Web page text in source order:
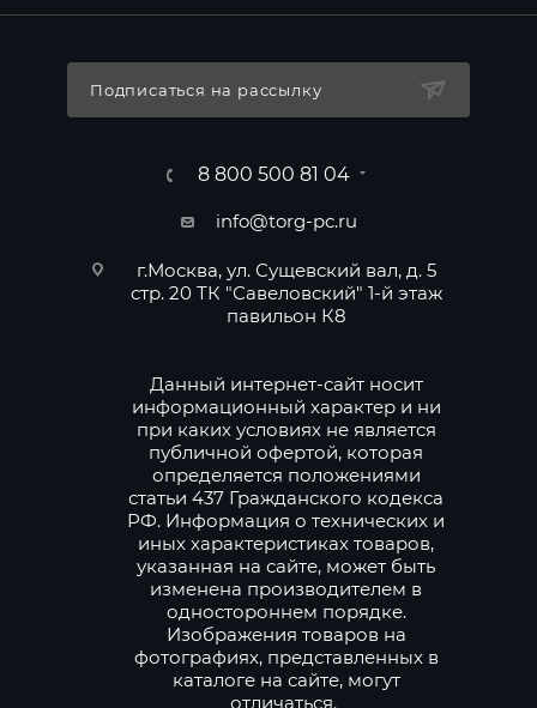
Подписаться на рассылку
8 800 500 81 04
info@torg-pc.ru
г.Москва, ул. Сущевский вал, д. 5
стр. 20 ТК "Савеловский" 1-й этаж
павильон К8
Данный интернет-сайт носит
информационный характер и ни
при каких условиях не является
публичной офертой, которая
определяется положениями
статьи 437 Гражданского кодекса
РФ. Информация о технических и
иных характеристиках товаров,
указанная на сайте, может быть
изменена производителем в
одностороннем порядке.
Изображения товаров на
фотографиях, представленных в
каталоге на сайте, могут
отличаться.